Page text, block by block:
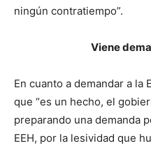
ningún contratiempo”.
Viene
En cuanto a demandar a la
que “es un hecho, el
preparando una demanda
EEH, por la lesividad que